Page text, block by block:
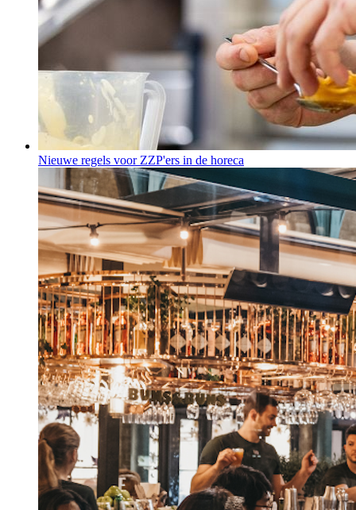
Nieuwe regels voor ZZP'ers in de horeca